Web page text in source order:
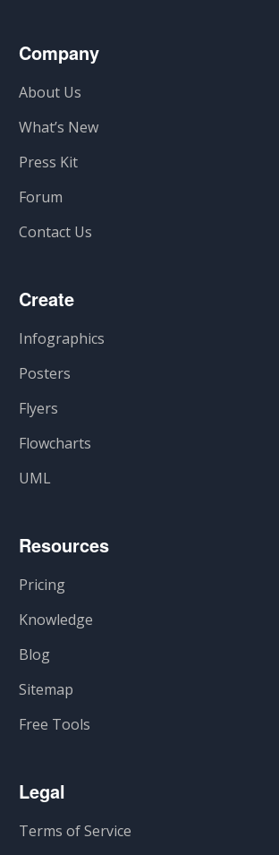
Company
About Us
What’s New
Press Kit
Forum
Contact Us
Create
Infographics
Posters
Flyers
Flowcharts
UML
Resources
Pricing
Knowledge
Blog
Sitemap
Free Tools
Legal
Terms of Service